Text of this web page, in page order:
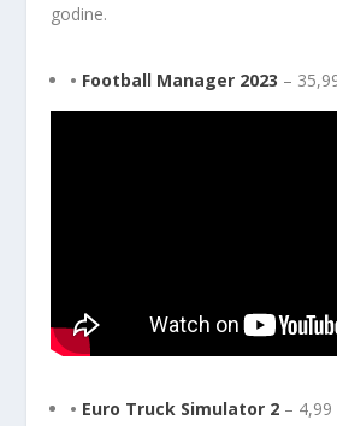
godine.
• Football Manager 2023 –
• Euro Truck Simulator 2 – 4,99